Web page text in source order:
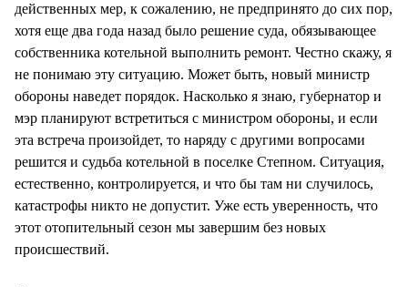
действенных мер, к сожалению, не предпринято до сих пор,
хотя еще два года назад было решение суда, обязывающее
собственника котельной выполнить ремонт. Честно скажу, я
не понимаю эту ситуацию. Может быть, новый министр
обороны наведет порядок. Насколько я знаю, губернатор и
мэр планируют встретиться с министром обороны, и если
эта встреча произойдет, то наряду с другими вопросами
решится и судьба котельной в поселке Степном. Ситуация,
естественно, контролируется, и что бы там ни случилось,
катастрофы никто не допустит. Уже есть уверенность, что
этот отопительный сезон мы завершим без новых
происшествий.